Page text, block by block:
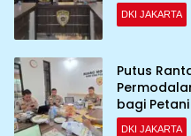
DKI JAKARTA
Putus
bagi
DKI JAKARTA